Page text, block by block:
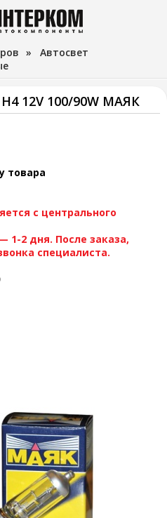
» Автосвет
12V 100/90W МАЯК
товара
с центрального
1-2 дня. После заказа,
специалиста.